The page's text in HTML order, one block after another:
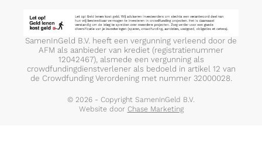
SamenInGeld B.V. heeft een vergunning verleend door de
AFM als aanbieder van krediet (registratienummer
12042467), alsmede een vergunning als
crowdfundingdienstverlener als bedoeld in artikel 12 van
de Crowdfunding Verordening met nummer 32000028.
© 2026 - Copyright SamenInGeld B.V.
Website door Chase Marketing